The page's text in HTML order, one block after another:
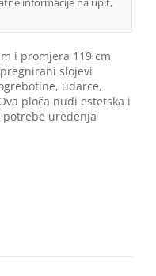
i promjera 119 cm
slojevi
udarce,
ploča nudi estetska i
uređenja